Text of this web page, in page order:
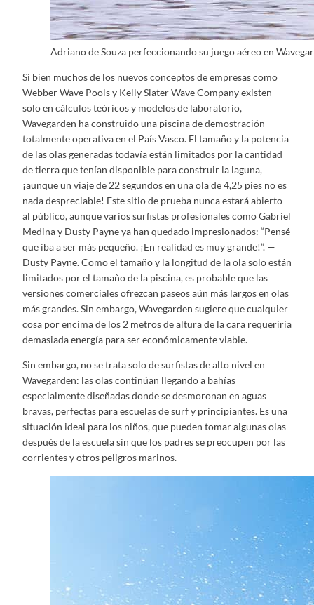
Adriano de Souza perfeccionando su juego aéreo en
Si bien muchos de los nuevos conceptos de empresas como
Webber Wave Pools y Kelly Slater Wave Company existen
solo en cálculos teóricos y modelos de laboratorio,
Wavegarden ha construido una piscina de demostración
totalmente operativa en el País Vasco. El tamaño y la potencia
de las olas generadas todavía están limitados por la cantidad
de tierra que tenían disponible para construir la laguna,
¡aunque un viaje de 22 segundos en una ola de 4,25 pies no es
nada despreciable! Este sitio de prueba nunca estará abierto
al público, aunque varios surfistas profesionales como Gabriel
Medina y Dusty Payne ya han quedado impresionados: “Pensé
que iba a ser más pequeño. ¡En realidad es muy grande!”. —
Dusty Payne. Como el tamaño y la longitud de la ola solo están
limitados por el tamaño de la piscina, es probable que las
versiones comerciales ofrezcan paseos aún más largos en olas
más grandes. Sin embargo, Wavegarden sugiere que cualquier
cosa por encima de los 2 metros de altura de la cara requeriría
demasiada energía para ser económicamente viable.
Sin embargo, no se trata solo de surfistas de alto nivel en
Wavegarden: las olas continúan llegando a bahías
especialmente diseñadas donde se desmoronan en aguas
bravas, perfectas para escuelas de surf y principiantes. Es una
situación ideal para los niños, que pueden tomar algunas olas
después de la escuela sin que los padres se preocupen por las
corrientes y otros peligros marinos.